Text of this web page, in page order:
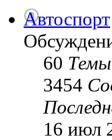
Автоспорт
60 Темы
3454
16 июл